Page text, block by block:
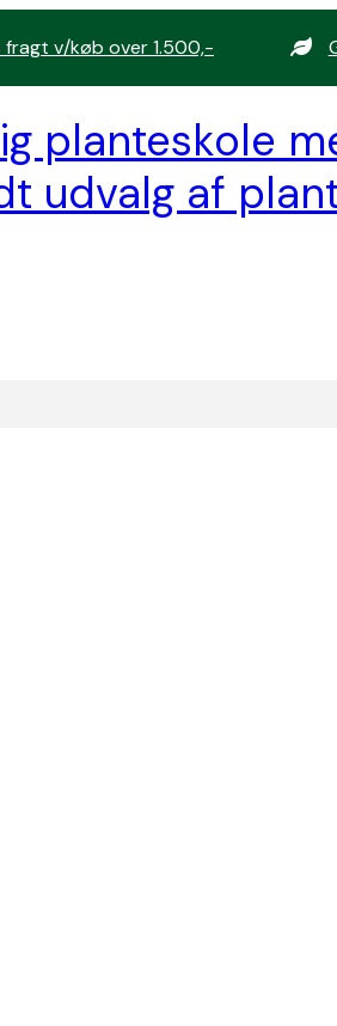
fragt v/køb over 1.500,-
planteskole
udvalg af